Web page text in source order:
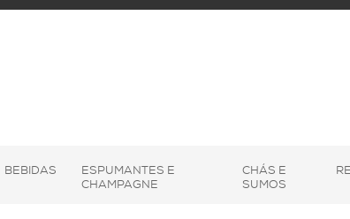
BEBIDAS
ESPUMANTES E
CHAMPAGNE
CHÁS E
SUMOS